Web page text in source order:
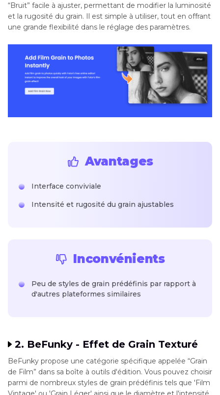
“Bruit” facile à ajuster, permettant de modifier la luminosité
et la rugosité du grain. Il est simple à utiliser, tout en offrant
une grande flexibilité dans le réglage des paramètres.
Avantages
Interface conviviale
Intensité et rugosité du grain ajustables
Inconvénients
Peu de styles de grain prédéfinis par rapport à
d'autres plateformes similaires
2. BeFunky - Effet de Grain Texturé
BeFunky propose une catégorie spécifique appelée “Grain
de Film” dans sa boîte à outils d'édition. Vous pouvez choisir
parmi de nombreux styles de grain prédéfinis tels que 'Film